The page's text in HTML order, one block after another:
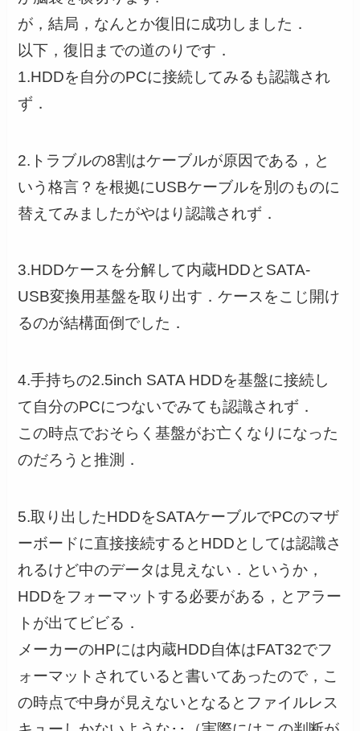
が，結局，なんとか復旧に成功しました．
以下，復旧までの道のりです．
1.HDDを自分のPCに接続してみるも認識され
ず．
2.トラブルの8割はケーブルが原因である，と
いう格言？を根拠にUSBケーブルを別のものに
替えてみましたがやはり認識されず．
3.HDDケースを分解して内蔵HDDとSATA-
USB変換用基盤を取り出す．ケースをこじ開け
るのが結構面倒でした．
4.手持ちの2.5inch SATA HDDを基盤に接続し
て自分のPCにつないでみても認識されず．
この時点でおそらく基盤がお亡くなりになった
のだろうと推測．
5.取り出したHDDをSATAケーブルでPCのマザ
ーボードに直接接続するとHDDとしては認識さ
れるけど中のデータは見えない．というか，
HDDをフォーマットする必要がある，とアラー
トが出てビビる．
メーカーのHPには内蔵HDD自体はFAT32でフ
ォーマットされていると書いてあったので，こ
の時点で中身が見えないとなるとファイルレス